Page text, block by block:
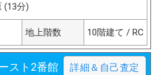
(13分)
地上階数 10階建て / RC
スト2番館 詳細＆自己査定